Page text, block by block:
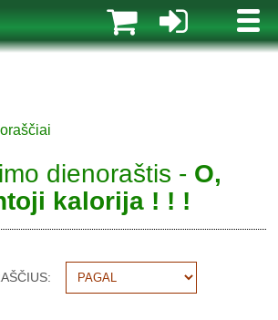
MENIU
dienoraštis - O,
kalorija ! ! !